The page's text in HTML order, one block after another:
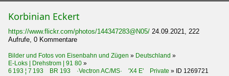
Korbinian Eckert
https://www.flickr.com/photos/144347283@N05/ 24.09.2021, 222
Aufrufe, 0 Kommentare
Bilder und Fotos von Eisenbahn und Zügen » Deutschland »
E-Loks | Drehstrom | 91 80 »
6 193 ¦ 7 193 BR 193 ·Vectron AC/MS· 'X4 E' Private » ID 1269721